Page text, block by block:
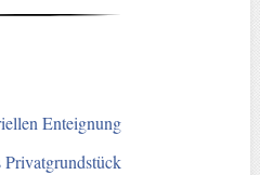
Enteignung
Privatgrundstück